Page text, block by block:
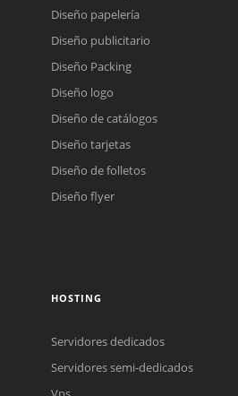
Diseño papelería
Diseño publicitario
Diseño Packing
Diseño logo
Diseño de catálogos
Diseño tarjetas
Diseño de folletos
Diseño flyer
HOSTING
Servidores dedicados
Servidores semi-dedicados